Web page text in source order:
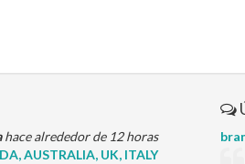
hace alrededor de 12 horas
AUSTRALIA, UK, ITALY